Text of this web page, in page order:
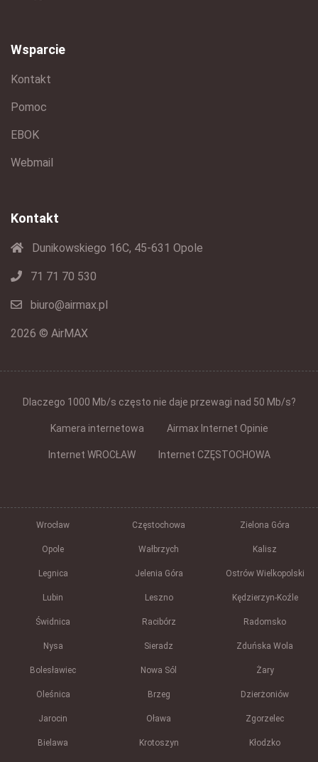
Wsparcie
Kontakt
Pomoc
EBOK
Webmail
Kontakt
Dunikowskiego 16C, 45-631 Opole
71 71 70 530
biuro@airmax.pl
2026 © AirMAX
Dlaczego 1000 Mb/s często nie daje przewagi nad 50 Mb/s?
Kamera internetowa Airmax Internet Opinie
Internet WROCŁAW Internet CZĘSTOCHOWA
Wrocław Częstochowa Zielona Góra
Opole Wałbrzych Kalisz
Legnica Jelenia Góra Ostrów Wielkopolski
Lubin Leszno Kędzierzyn-Koźle
Świdnica Racibórz Radomsko
Nysa Sieradz Zduńska Wola
Bolesławiec Nowa Sól Żary
Oleśnica Brzeg Dzierżoniów
Jarocin Oława Zgorzelec
Bielawa Krotoszyn Kłodzko